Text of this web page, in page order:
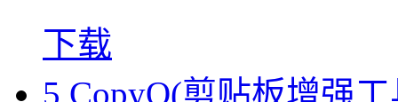
下载
5 CopyQ(剪贴板增强